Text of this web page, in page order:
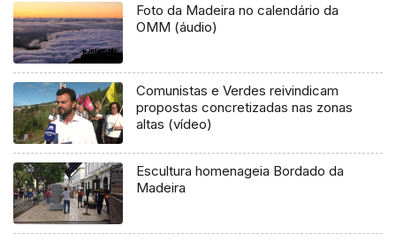
Foto da Madeira no calendário da
OMM (áudio)
Comunistas e Verdes reivindicam
propostas concretizadas nas zonas
altas (vídeo)
Escultura homenageia Bordado da
Madeira